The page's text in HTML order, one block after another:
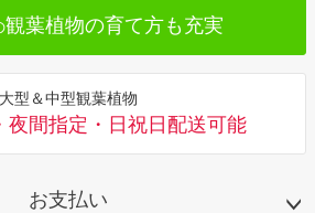
観葉植物の育て方も充実
大型＆中型観葉植物
夜間指定・日祝日配送可能
お支払い